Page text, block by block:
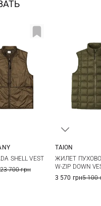
SHELL VEST
23 700 грн
XL
XXL
TAION
ЖИЛЕТ
W-ZIP DOWN
3 570 грн5 100